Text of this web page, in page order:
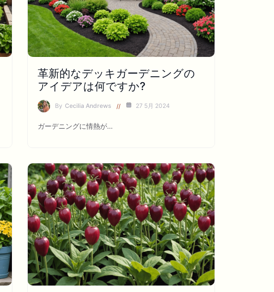
革新的なデッキガーデニングの
アイデアは何ですか?
By Cecilia Andrews 27 5月 2024
ガーデニングに情熱が…